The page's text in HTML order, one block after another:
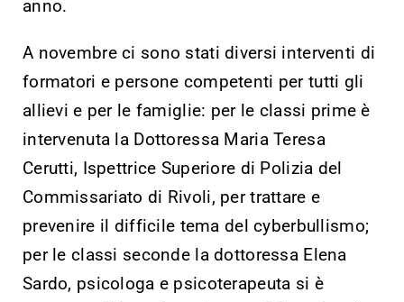
anno.
A novembre ci sono stati diversi interventi di
formatori e persone competenti per tutti gli
allievi e per le famiglie: per le classi prime è
intervenuta la Dottoressa Maria Teresa
Cerutti, Ispettrice Superiore di Polizia del
Commissariato di Rivoli, per trattare e
prevenire il difficile tema del cyberbullismo;
per le classi seconde la dottoressa Elena
Sardo, psicologa e psicoterapeuta si è